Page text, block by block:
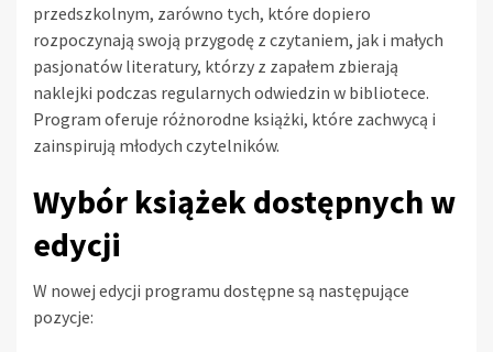
przedszkolnym, zarówno tych, które dopiero
rozpoczynają swoją przygodę z czytaniem, jak i małych
pasjonatów literatury, którzy z zapałem zbierają
naklejki podczas regularnych odwiedzin w bibliotece.
Program oferuje różnorodne książki, które zachwycą i
zainspirują młodych czytelników.
Wybór książek dostępnych w
edycji
W nowej edycji programu dostępne są następujące
pozycje: